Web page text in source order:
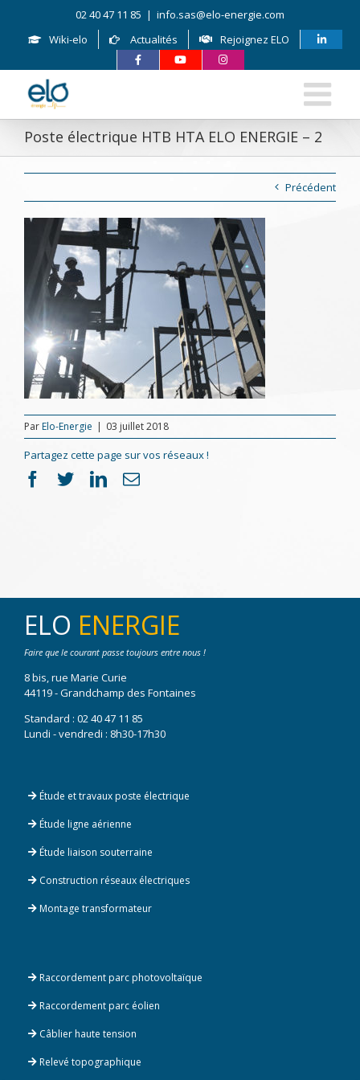
content
02 40 47 11 85 | info.sas@elo-energie.com
Wiki-elo
Actualités Rejoignez ELO
Poste électrique HTB HTA ELO ENERGIE – 2
Précédent
ParElo-Energie | 03 juillet 2018
Partagez cette page sur vos réseaux !
Facebook
TwitterLinkedIn
Email
ELO ENERGIE
Faire que le courant passe toujours entre nous !
8 bis, rue Marie Curie
44119 - Grandchamp des Fontaines
Standard : 02 40 47 11 85
Lundi - vendredi : 8h30-17h30
Étude et travaux poste électrique
Étude ligne aérienne
Étude liaison souterraine
Construction réseaux électriques
Montage transformateur
Raccordement parc photovoltaïque
Raccordement parc éolien
Câblier haute tension
Relevé topographique